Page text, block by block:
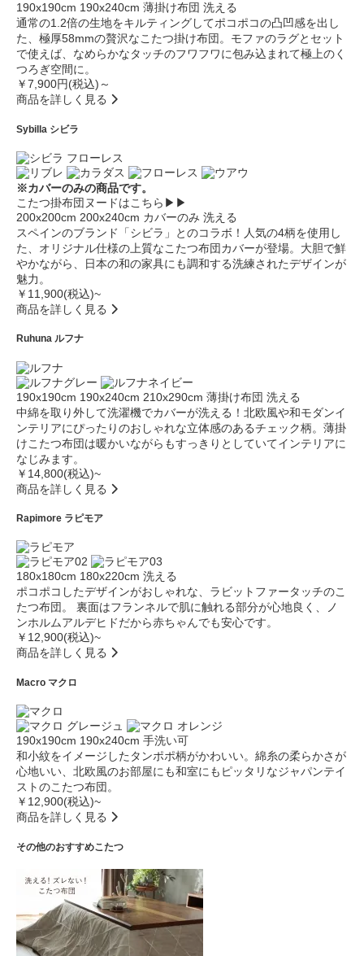
190x190cm 190x240cm 薄掛け布団 洗える
通常の1.2倍の生地をキルティングしてポコポコの凸凹感を出し
た、極厚58mmの贅沢なこたつ掛け布団。モファのラグとセット
で使えば、なめらかなタッチのフワフワに包み込まれて極上のく
つろぎ空間に。
￥7,900円(税込)～
商品を詳しく見る
Sybilla シビラ
※カバーのみの商品です。
こたつ掛布団ヌードはこちら▶▶
200x200cm 200x240cm カバーのみ 洗える
スペインのブランド「シビラ」とのコラボ！人気の4柄を使用し
た、オリジナル仕様の上質なこたつ布団カバーが登場。大胆で鮮
やかながら、日本の和の家具にも調和する洗練されたデザインが
魅力。
￥11,900(税込)~
商品を詳しく見る
Ruhuna ルフナ
190x190cm 190x240cm 210x290cm 薄掛け布団 洗える
中綿を取り外して洗濯機でカバーが洗える！北欧風や和モダンイ
ンテリアにぴったりのおしゃれな立体感のあるチェック柄。薄掛
けこたつ布団は暖かいながらもすっきりとしていてインテリアに
なじみます。
￥14,800(税込)~
商品を詳しく見る
Rapimore ラピモア
180x180cm 180x220cm 洗える
ポコポコしたデザインがおしゃれな、ラビットファータッチのこ
たつ布団。 裏面はフランネルで肌に触れる部分が心地良く、ノ
ンホルムアルデヒドだから赤ちゃんでも安心です。
￥12,900(税込)~
商品を詳しく見る
Macro マクロ
190x190cm 190x240cm 手洗い可
和小紋をイメージしたタンポポ柄がかわいい。綿糸の柔らかさが
心地いい、北欧風のお部屋にも和室にもピッタリなジャパンテイ
ストのこたつ布団。
￥12,900(税込)~
商品を詳しく見る
その他のおすすめこたつ